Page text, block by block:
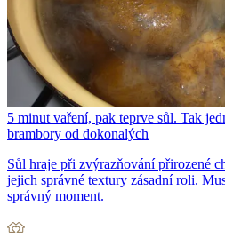
5 minut vaření, pak teprve sůl. Tak
brambory od dokonalých
Sůl hraje při zvýrazňování přirozené
jejich správné textury zásadní roli.
správný moment.